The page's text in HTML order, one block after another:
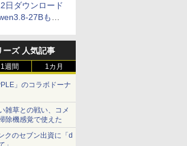
日ダウンロード
27Bも順
ズ 人気記事
1週間 1カ月
」のコラボドーナ
雑草との戦い、コメ
除機感覚で使えた
クのセブン出資に「d